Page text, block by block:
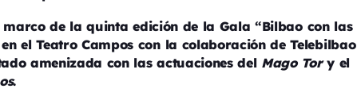
de la quinta edición de la Gala “Bilbao con las
el Teatro Campos con la colaboración de Telebilbao
amenizada con las actuaciones del Mago Tory el
.